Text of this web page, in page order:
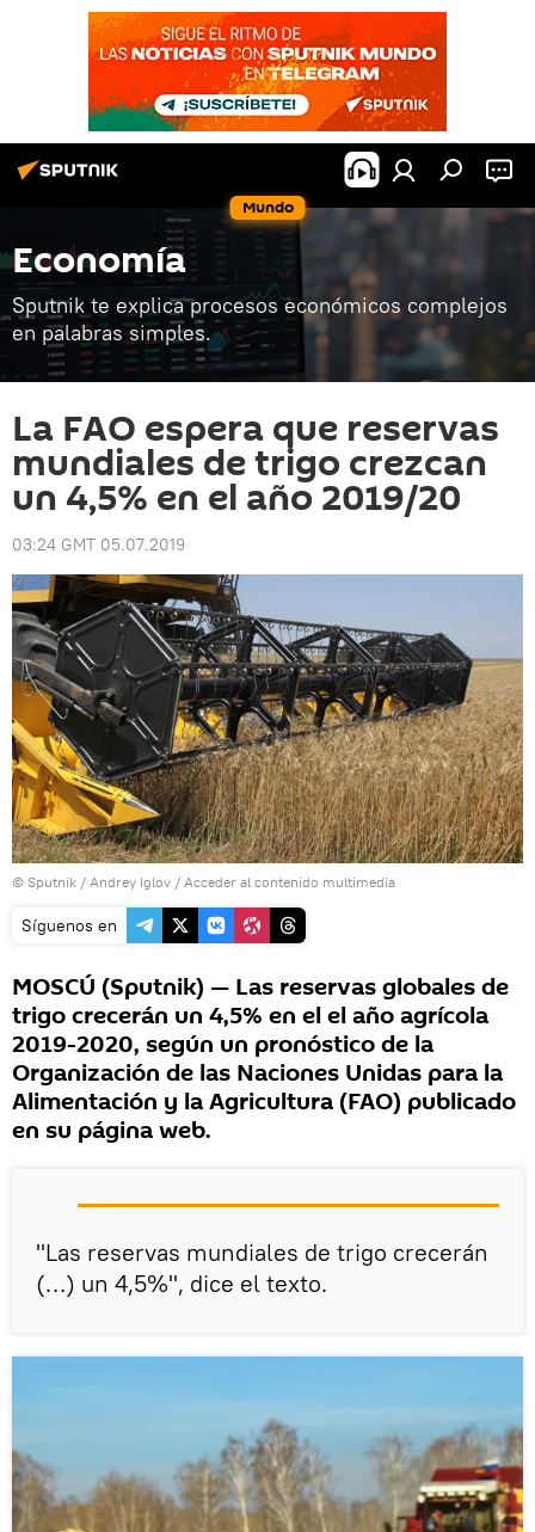
Mundo
Economía
Sputnik te explica procesos económicos complejos
en palabras simples.
La FAO espera que reservas
mundiales de trigo crezcan
un 4,5% en el año 2019/20
03:24 GMT 05.07.2019
© Sputnik / Andrey Iglov / Acceder al contenido multimedia
Síguenos en
MOSCÚ (Sputnik) — Las reservas globales de
trigo crecerán un 4,5% en el el año agrícola
2019-2020, según un pronóstico de la
Organización de las Naciones Unidas para la
Alimentación y la Agricultura (FAO) publicado
en su página web.
"Las reservas mundiales de trigo crecerán
(…) un 4,5%", dice el texto.